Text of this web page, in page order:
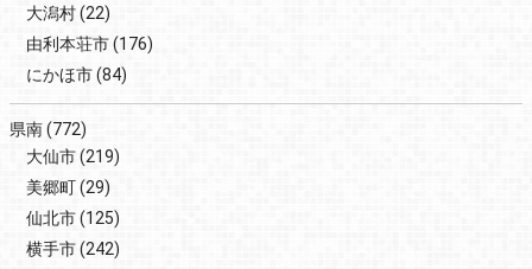
大潟村(22)
由利本荘市(176)
にかほ市(84)
県南(772)
大仙市(219)
美郷町(29)
仙北市(125)
横手市(242)